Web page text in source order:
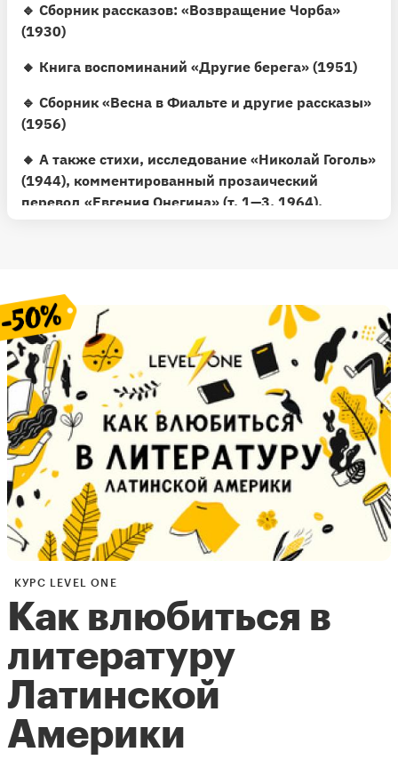
🔹 Сборник рассказов: «Возвращение Чорба»
(1930)
🔸 Книга воспоминаний «Другие берега» (1951)
🔹 Сборник «Весна в Фиальте и другие рассказы»
(1956)
🔸 А также стихи, исследование «Николай Гоголь»
(1944), комментированный прозаический
перевод «Евгения Онегина» (т. 1—3, 1964),
КУРС LEVEL ONE
Как влюбиться в
литературу
Латинской
Америки